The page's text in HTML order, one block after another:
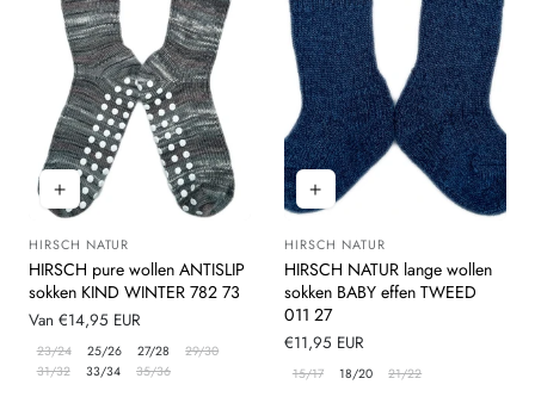
Leverancier:
HIRSCH NATUR
HIRSCH pure wollen ANTISLIP
sokken KIND WINTER 782 73
Normale
prijs
Van €14,95 EUR
23/24 25/26 27/28
29/30
31/32
33/34 35/36
Leverancier:
HIRSCH NATUR
HIRSCH NATUR lange wollen
sokken BABY effen TWEED
011 27
Normale
prijs
€11,95 EUR
15/17 18/20 21/22